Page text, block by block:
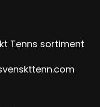
Tenns sortiment